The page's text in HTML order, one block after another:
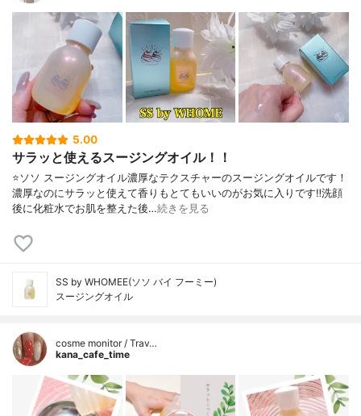
5.00
サラッと使えるスージングオイル！！
⭐️ソソ スージングオイル濃厚なテクスチャーのスージングオイルです！
濃厚なのにサラッと使えて香りもとてもいいのがお気に入りです‼️洗顔
後に化粧水でお肌を整えた後…続きを見る
SS by WHOMEE(ソソ バイ フーミー)
スージングオイル
cosme monitor / Trav…
kana_cafe_time